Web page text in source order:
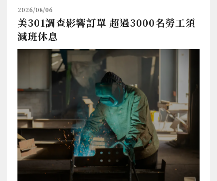
2026/08/06
美301調查影響訂單 超過3000名勞工須
減班休息